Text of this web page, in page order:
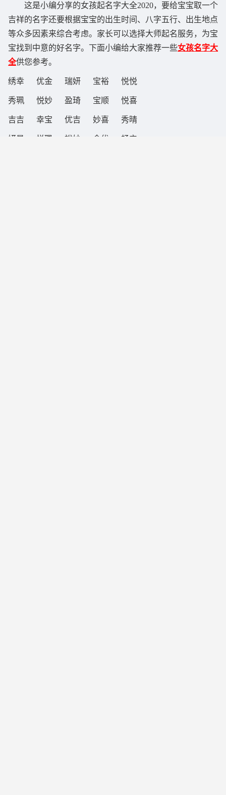
这是小编分享的女孩起名字大全2020，要给宝宝取一个
吉祥的名字还要根据宝宝的出生时间、八字五行、出生地点
等众多因素来综合考虑。家长可以选择大师起名服务，为宝
宝找到中意的好名字。下面小编给大家推荐一些女孩名字大
全供您参考。
绣幸 优金 瑞妍 宝裕 悦悦
秀珮 悦妙 盈琦 宝顺 悦喜
吉吉 幸宝 优吉 妙喜 秀晴
妍景 悦珮 裕妙 金优 畅宁